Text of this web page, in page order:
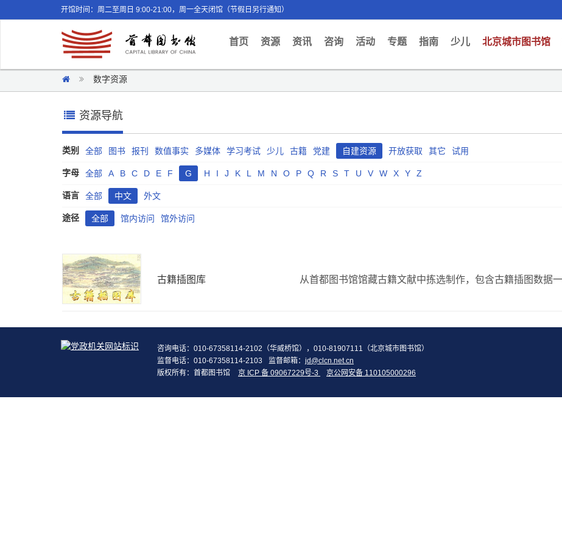
开馆时间：周二至周日 9:00-21:00，周一全天闭馆（节假日另行通知）
首页(current)
资源 资讯 咨询 活动 专题 指南 少儿 北京城市图书馆
数字资源
资源导航
类别 全部 图书 报刊 数值事实 多媒体 学习考试 少儿 古籍 党建 自建资源 开放获取 其它 试用
字母 全部 A B C D E F G H I J K L M N O P Q R S T U V W X Y Z
语言 全部 中文 外文
途径 全部 馆内访问 馆外访问
古籍插图库
咨询电话：010-67358114-2102（华威桥馆），010-81907111（北京城市图书馆）
监督电话：010-67358114-2103
监督邮箱： jd@clcn.net.cn
版权所有：首都图书馆
京 ICP 备 09067229号-3 京公网安备 110105000296